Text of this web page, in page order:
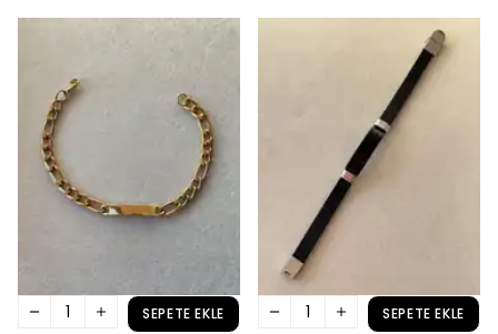
SEPETE EKLE SEPETE EKLE